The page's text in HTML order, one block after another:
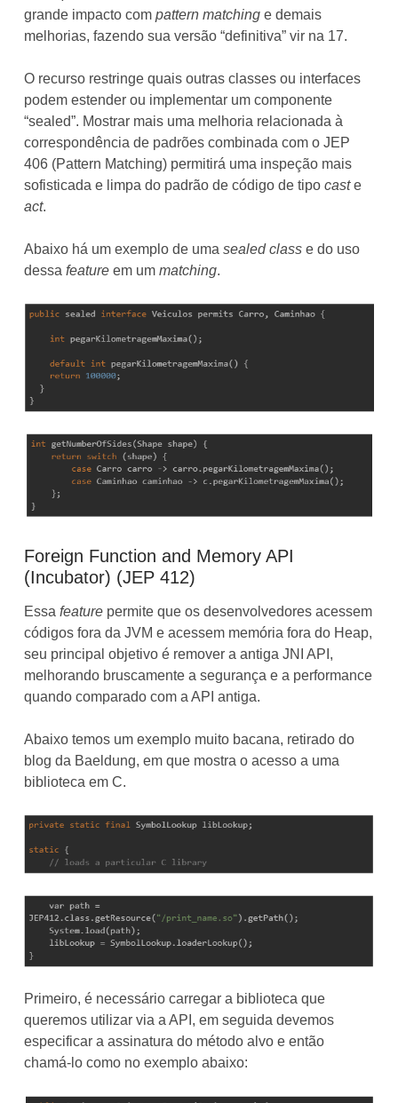
grande impacto com pattern matching e demais
melhorias, fazendo sua versão “definitiva” vir na 17.
O recurso restringe quais outras classes ou interfaces
podem estender ou implementar um componente
“sealed”. Mostrar mais uma melhoria relacionada à
correspondência de padrões combinada com o JEP
406 (Pattern Matching) permitirá uma inspeção mais
sofisticada e limpa do padrão de código de tipo caste
act.
Abaixo há um exemplo de uma sealed class e do uso
dessa feature em um matching.
Foreign Function and Memory API
(Incubator) (JEP 412)
Essa feature permite que os desenvolvedores acessem
códigos fora da JVM e acessem memória fora do Heap,
seu principal objetivo é remover a antiga JNI API,
melhorando bruscamente a segurança e a performance
quando comparado com a API antiga.
Abaixo temos um exemplo muito bacana, retirado do
blog da Baeldung, em que mostra o acesso a uma
biblioteca em C.
Primeiro, é necessário carregar a biblioteca que
queremos utilizar via a API, em seguida devemos
especificar a assinatura do método alvo e então
chamá-lo como no exemplo abaixo: